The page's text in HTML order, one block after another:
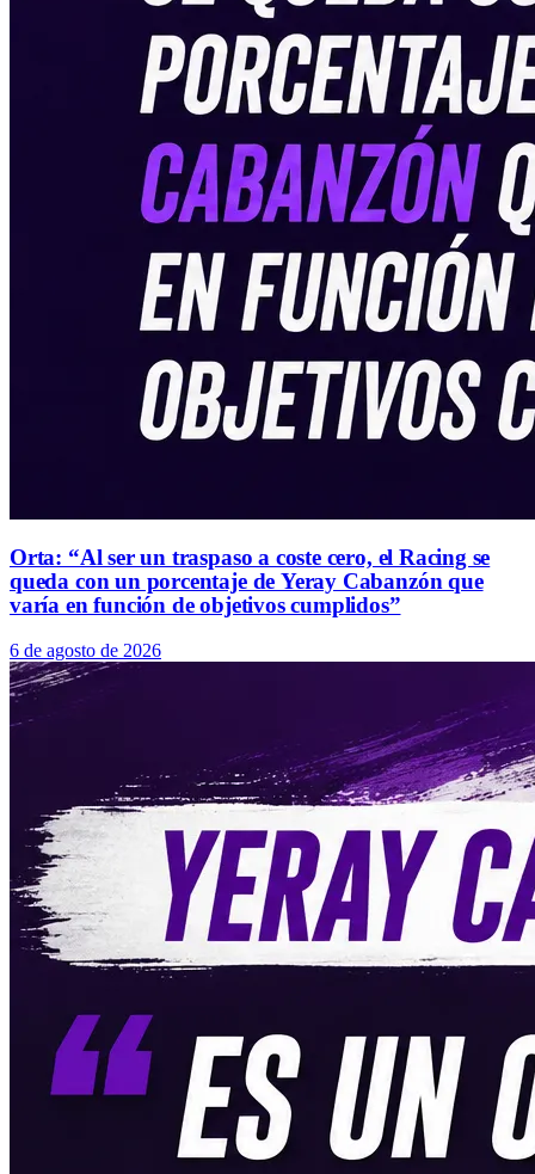
Orta: “Al ser un traspaso a coste cero, el Racing se
queda con un porcentaje de Yeray Cabanzón que
varía en función de objetivos cumplidos”
6 de agosto de 2026